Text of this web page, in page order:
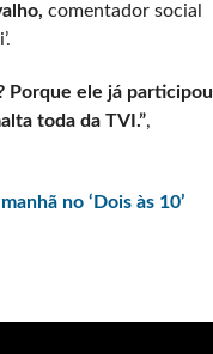
comentador social
Porque ele já participou
toda da TVI.”,
no ‘Dois às 10’